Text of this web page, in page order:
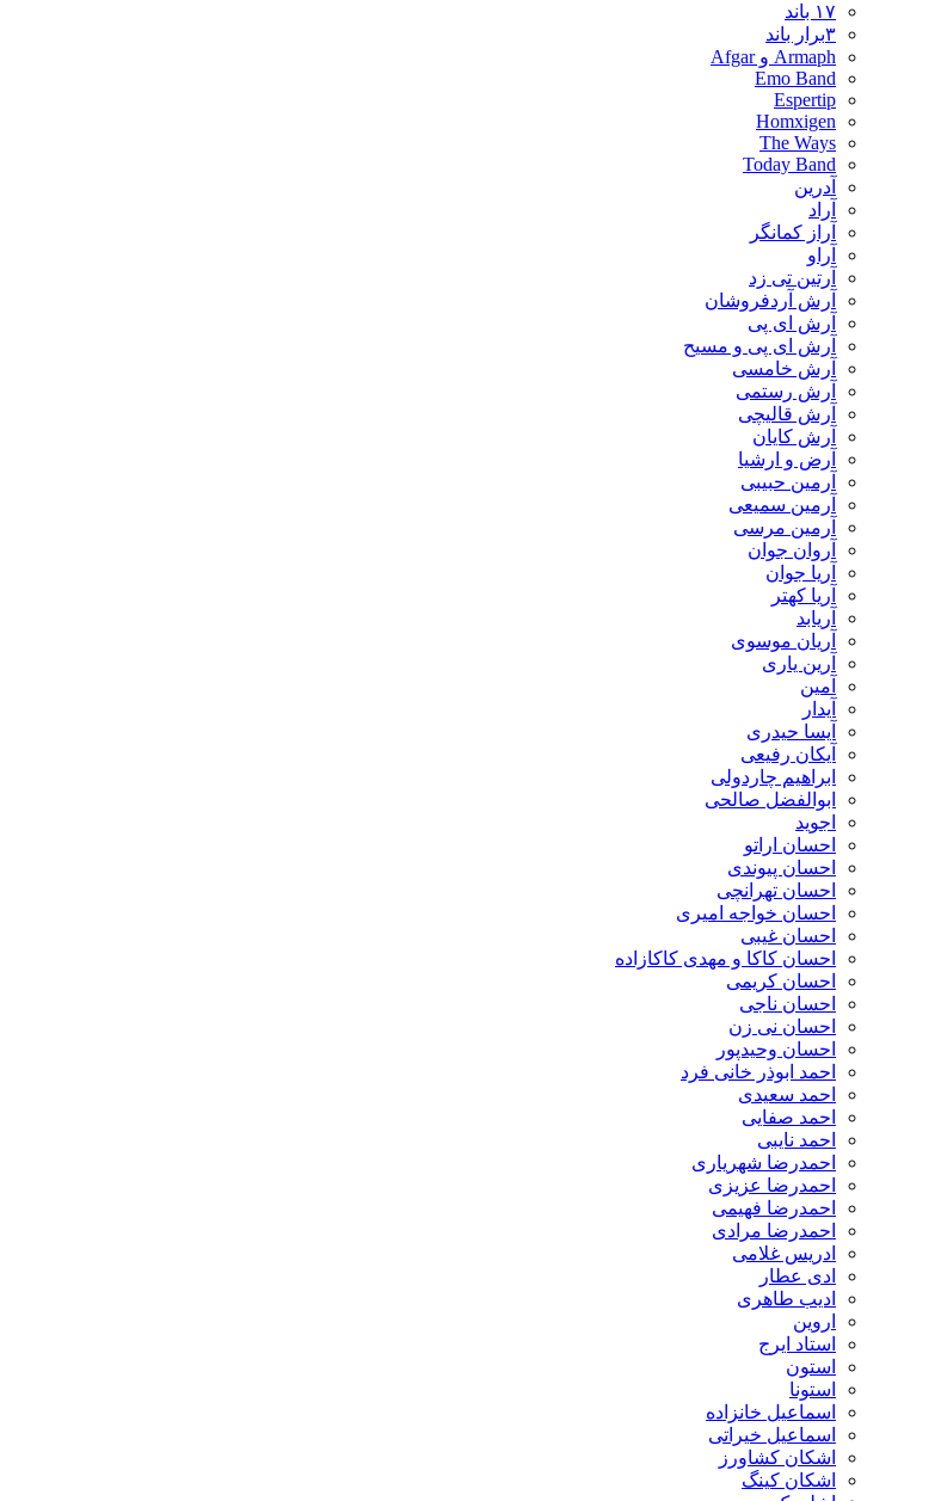
۱۷ باند
۳برار باند
Armaph و Afgar
Emo Band
Espertip
Homxigen
The Ways
Today Band
آدرین
آراد
آراز کمانگر
آراو
آرتین تی زد
آرش آردفروشان
آرش ای پی
آرش ای پی و مسیح
آرش خامسی
آرش رستمی
آرش قالیچی
آرش کایان
​آرض و ارشیا
آرمین حبیبی
آرمین سمیعی
آرمین مرسی
آروان جوان
آریا جوان
آریا کهتر
آریابد
آریان موسوی
آرین یاری
آمین
آیدار
آیسا حیدری
آیکان رفیعی
ابراهیم چاردولی
ابوالفضل صالحی
اجوید
احسان اراتو
احسان پیوندی
احسان تهرانچی
احسان خواجه امیری
احسان غیبی
احسان کاکا و مهدی کاکازاده
احسان کریمی
احسان ناجی
احسان نی زن
احسان وحیدپور
احمد ابوذر خانی فرد
احمد سعیدی
احمد صفایی
احمد نایبی
احمدرضا شهریاری
احمدرضا عزیزی
احمدرضا فهیمی
احمدرضا مرادی
ادریس غلامی
ادی عطار
ادیب طاهری
اروین
استاد ایرج
استون
استونا
اسماعیل خانزاده
اسماعیل خیراتی
اشکان کشاورز
اشکان کینگ